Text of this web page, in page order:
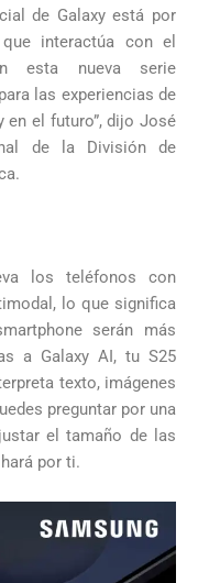
de Galaxy está por
interactúa con el
esta nueva serie
las experiencias de
el futuro”, dijo José
de la División de
los teléfonos con
lo que significa
serán más
a Galaxy AI, tu S25
texto, imágenes
preguntar por una
el tamaño de las
por ti.